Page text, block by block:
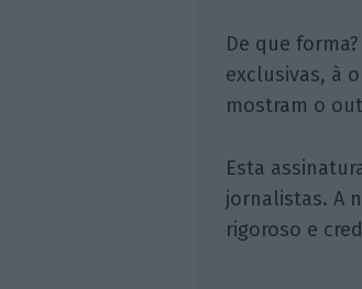
De que
exclusivas, à
mostram o
Esta
jornalistas. A
rigoroso e